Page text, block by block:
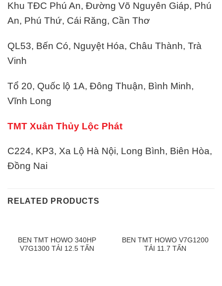
Khu TĐC Phú An, Đường Võ Nguyên Giáp, Phú
An, Phú Thứ, Cái Răng, Cần Thơ
QL53, Bến Có, Nguyệt Hóa, Châu Thành, Trà
Vinh
Tổ 20, Quốc lộ 1A, Đông Thuận, Bình Minh,
Vĩnh Long
TMT Xuân Thủy Lộc Phát
C224, KP3, Xa Lộ Hà Nội, Long Bình, Biên Hòa,
Đồng Nai
RELATED PRODUCTS
BEN TMT HOWO 340HP
V7G1300 TẢI 12.5 TẤN
BEN TMT HOWO V7G1200
TẢI 11.7 TẤN